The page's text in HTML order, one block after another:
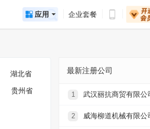
应用 企业套餐
湖北省
贵州省
最新注册公司
1 武汉丽抗商贸有限公
2 威海柳道机械有限公